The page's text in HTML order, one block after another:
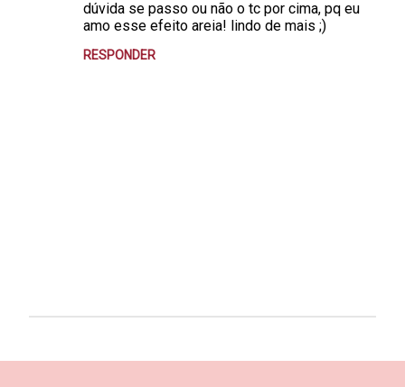
dúvida se passo ou não o tc por cima, pq eu
amo esse efeito areia! lindo de mais ;)
RESPONDER
o